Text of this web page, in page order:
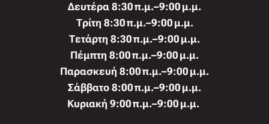
Δευτέρα 8:30 π.μ.–9:00 μ.μ.
Τρίτη 8:30 π.μ.–9:00 μ.μ.
Τετάρτη 8:30 π.μ.–9:00 μ.μ.
Πέμπτη 8:00 π.μ.–9:00 μ.μ.
Παρασκευή 8:00 π.μ.–9:00 μ.μ.
Σάββατο 8:00 π.μ.–9:00 μ.μ.
Κυριακή 9:00 π.μ.–9:00 μ.μ.